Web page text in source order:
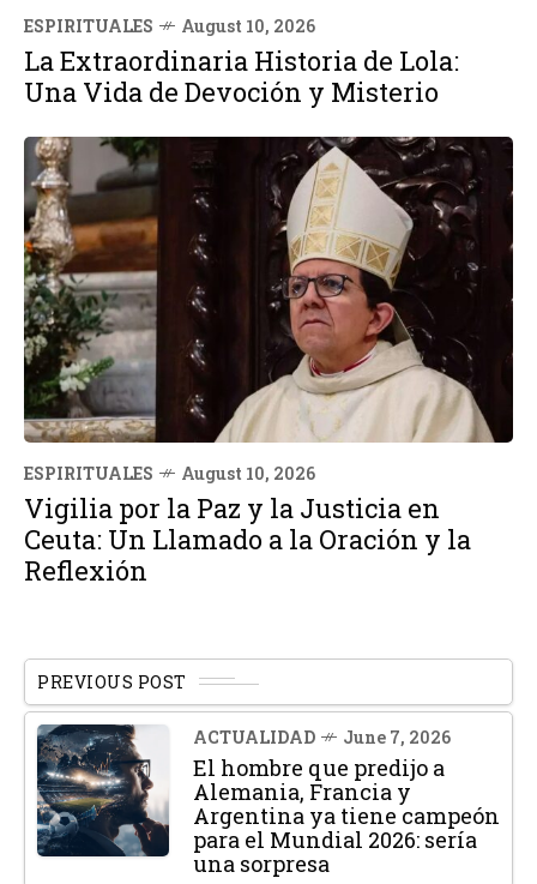
ESPIRITUALES August 10, 2026
La Extraordinaria Historia de Lola:
Una Vida de Devoción y Misterio
ESPIRITUALES August 10, 2026
Vigilia por la Paz y la Justicia en
Ceuta: Un Llamado a la Oración y la
Reflexión
PREVIOUS POST
ACTUALIDAD June 7, 2026
El hombre que predijo a
Alemania, Francia y
Argentina ya tiene campeón
para el Mundial 2026: sería
una sorpresa